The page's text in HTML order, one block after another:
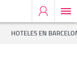
HOTELES EN